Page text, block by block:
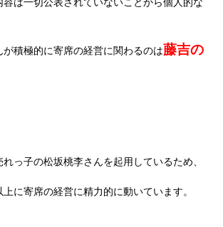
積極的に寄席の経営に関わるのは藤吉の
っ子の松坂桃李さんを起用しているため、
に寄席の経営に精力的に動いています。